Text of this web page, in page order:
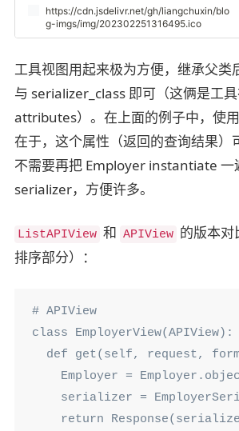
参数，默认是instance的参数，查
https://cdn.jsdelivr.net/gh/liangchuxin/blo
g-imgs/img/202302251316495.ico
工具视图用起来极为方便，继承父
与 serializer_class 即可（这俩是工
attributes）。在上面的例子中，使
在于，这个属性（返回的查询结果）
不需要再把 Employer instantiate 一
serializer，方便许多。
ListAPIView 和 APIView 的版本对
排序部分）：
# APIView
class EmployerView(APIView):
def get(self, request,
Employer =
serializer =
return